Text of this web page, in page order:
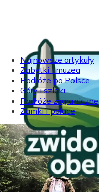
Najnowsze artykuły
Zabytki i muzea
Podróże po Polsce
Góry i szlaki
Podróże zagraniczne
Zamki i pałace